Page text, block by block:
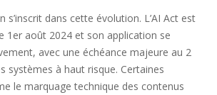
s’inscrit dans cette évolution. L’AI Act est
1er août 2024 et son application se
avec une échéance majeure au 2
systèmes à haut risque. Certaines
le marquage technique des contenus